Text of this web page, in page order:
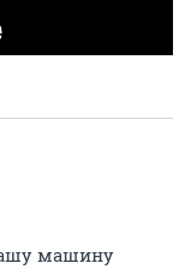
машину